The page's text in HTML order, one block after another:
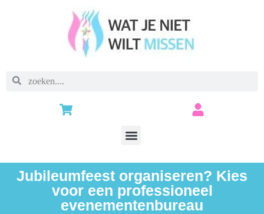
Jubileumfeest organiseren? Kies
voor een professioneel
evenementenbureau